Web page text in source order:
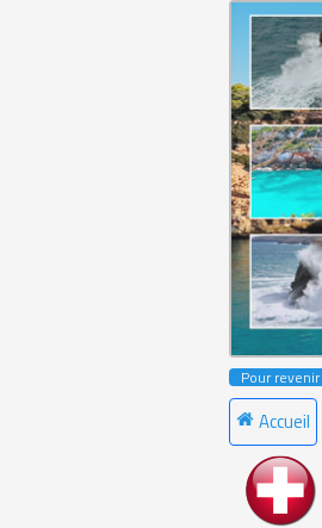
Pour
Accueil